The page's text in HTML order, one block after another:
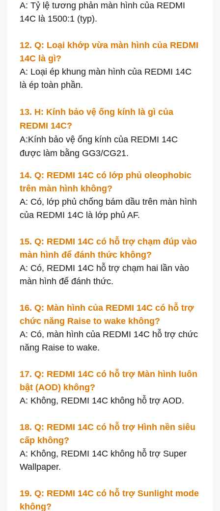
A: Tỷ lệ tương phản màn hình của REDMI
14C là 1500:1 (typ).
12. Q: Loại khớp vừa màn hình của REDMI
14C là gì?
A: Loại ép khung màn hình của REDMI 14C
là ép toàn phần.
13. H: Kính bảo vệ ống kính là gì của
REDMI 14C?
A:Kính bảo vệ ống kính của REDMI 14C
được làm bằng GG3/CG21.
14. Q: REDMI 14C có lớp phủ oleophobic
trên màn hình không?
A: Có, lớp phủ chống bám dầu trên màn hình
của REDMI 14C là lớp phủ AF.
15. Q: REDMI 14C có hỗ trợ chạm đúp vào
màn hình để đánh thức không?
A: Có, REDMI 14C hỗ trợ chạm hai lần vào
màn hình để đánh thức.
16. Q: Màn hình của REDMI 14C có hỗ trợ
chức năng Raise to wake không?
A: Có, màn hình của REDMI 14C hỗ trợ chức
năng Raise to wake.
17. Q: REDMI 14C có hỗ trợ Màn hình luôn
bật (AOD) không?
A: Không, REDMI 14C không hỗ trợ AOD.
18. Q: REDMI 14C có hỗ trợ Hình nền siêu
cấp không?
A: Không, REDMI 14C không hỗ trợ Super
Wallpaper.
19. Q: REDMI 14C có hỗ trợ Sunlight mode
không?